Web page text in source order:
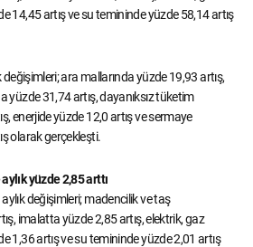
14,45 artış ve su temininde yüzde 58,14 artış
değişimleri; ara mallarında yüzde 19,93 artış,
yüzde 31,74 artış, dayanıksız tüketim
enerjide yüzde 12,0 artış ve sermaye
olarak gerçekleşti.
yüzde 2,85 arttı
değişimleri; madencilik ve taş
imalatta yüzde 2,85 artış, elektrik, gaz
1,36 artış ve su temininde yüzde 2,01 artış